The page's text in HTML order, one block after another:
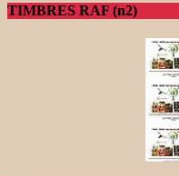
TIMBRES RAF (n2)